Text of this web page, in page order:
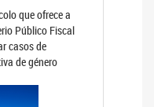
que ofrece a
Público Fiscal
casos de
de género